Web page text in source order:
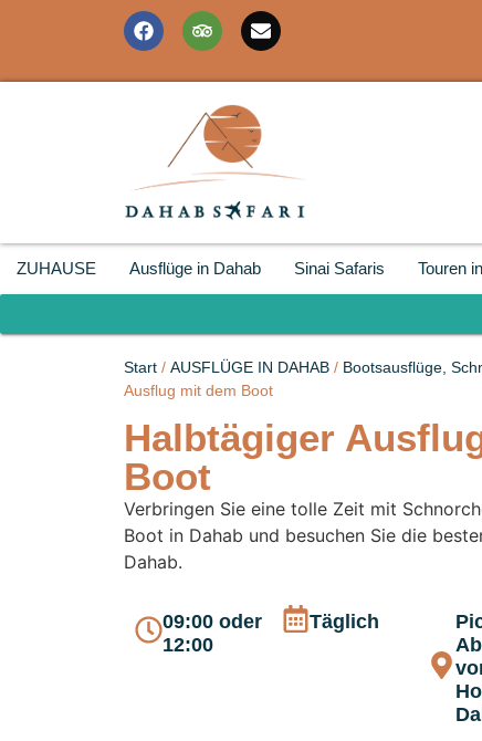
ZUHAUSE Ausflüge in Dahab Sinai Safaris Touren
Start / AUSFLÜGE IN DAHAB / Bootsausflüge,
Ausflug mit dem Boot
Halbtägiger
Boot
Verbringen Sie eine tolle Zeit mit
Boot in Dahab und besuchen Sie die
Dahab.
09:00 oder
12:00
Täglich